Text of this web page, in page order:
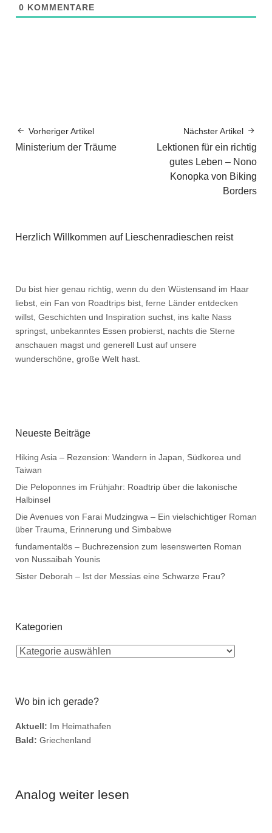
0 KOMMENTARE
Vorheriger Artikel
Ministerium der Träume
Nächster Artikel
Lektionen für ein richtig
gutes Leben – Nono
Konopka von Biking
Borders
Herzlich Willkommen auf Lieschenradieschen reist
Du bist hier genau richtig, wenn du den Wüstensand im Haar
liebst, ein Fan von Roadtrips bist, ferne Länder entdecken
willst, Geschichten und Inspiration suchst, ins kalte Nass
springst, unbekanntes Essen probierst, nachts die Sterne
anschauen magst und generell Lust auf unsere
wunderschöne, große Welt hast.
Neueste Beiträge
Hiking Asia – Rezension: Wandern in Japan, Südkorea und
Taiwan
Die Peloponnes im Frühjahr: Roadtrip über die lakonische
Halbinsel
Die Avenues von Farai Mudzingwa – Ein vielschichtiger Roman
über Trauma, Erinnerung und Simbabwe
fundamentalös – Buchrezension zum lesenswerten Roman
von Nussaibah Younis
Sister Deborah – Ist der Messias eine Schwarze Frau?
Kategorien
Wo bin ich gerade?
Aktuell: Im Heimathafen
Bald: Griechenland
Analog weiter lesen